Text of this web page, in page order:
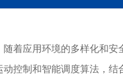
着应用环境的多样化和
控制和智能调度算法，